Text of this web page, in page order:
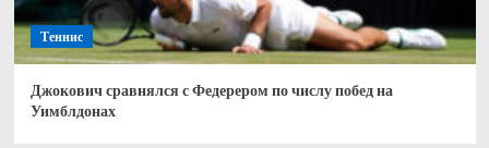
Теннис
Джокович сравнялся с Федерером по числу побед на
Уимблдонах